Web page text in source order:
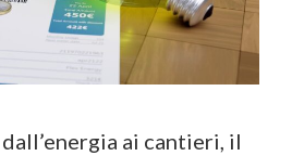
ai cantieri, il